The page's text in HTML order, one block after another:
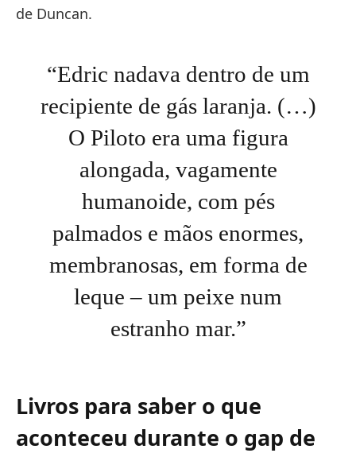
de Duncan.
“Edric nadava dentro de um
recipiente de gás laranja. (…)
O Piloto era uma figura
alongada, vagamente
humanoide, com pés
palmados e mãos enormes,
membranosas, em forma de
leque – um peixe num
estranho mar.”
Livros para saber o que
aconteceu durante o gap de